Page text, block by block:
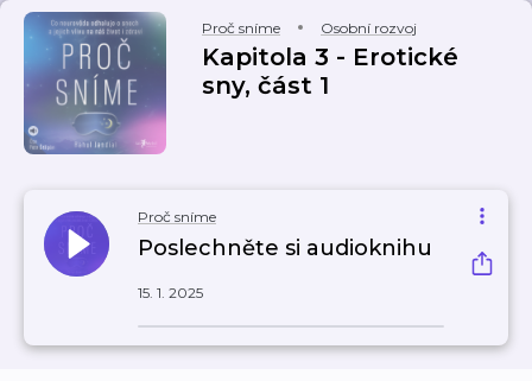
Proč sníme Osobní rozvoj
Kapitola 3 - Erotické
sny, část 1
Proč sníme
Poslechněte si audioknihu
15. 1. 2025